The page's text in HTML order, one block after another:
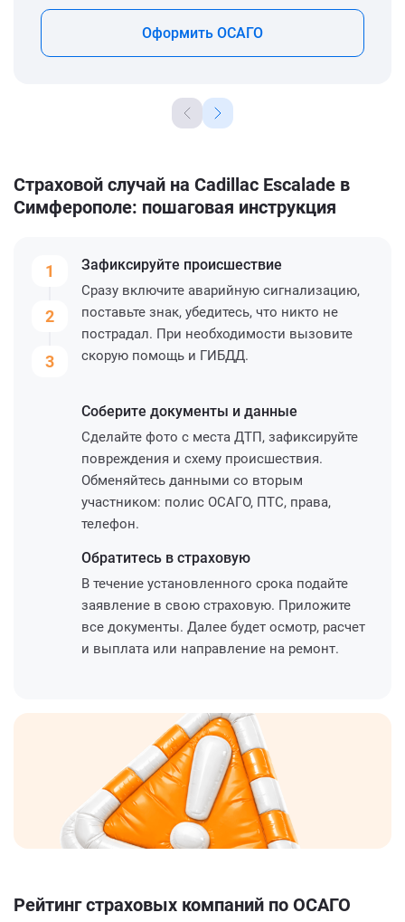
Оформить ОСАГО
Страховой случай на Cadillac Escalade в
Симферополе: пошаговая инструкция
1
2
3
Зафиксируйте происшествие
Сразу включите аварийную сигнализацию,
поставьте знак, убедитесь, что никто не
пострадал. При необходимости вызовите
скорую помощь и ГИБДД.
Соберите документы и данные
Сделайте фото с места ДТП, зафиксируйте
повреждения и схему происшествия.
Обменяйтесь данными со вторым
участником: полис ОСАГО, ПТС, права,
телефон.
Обратитесь в страховую
В течение установленного срока подайте
заявление в свою страховую. Приложите
все документы. Далее будет осмотр, расчет
и выплата или направление на ремонт.
Рейтинг страховых компаний по ОСАГО